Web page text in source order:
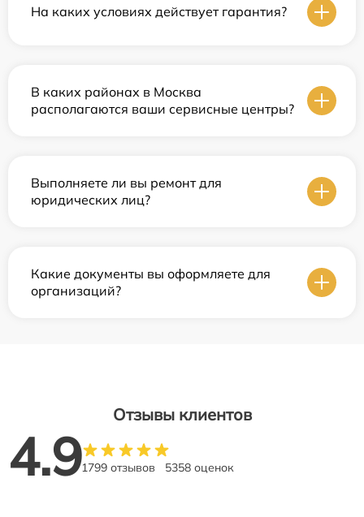
На каких условиях действует гарантия?
В каких районах в Москва
располагаются ваши сервисные центры?
Выполняете ли вы ремонт для
юридических лиц?
Какие документы вы оформляете для
организаций?
Отзывы клиентов
4.91799 отзывов 5358 оценок